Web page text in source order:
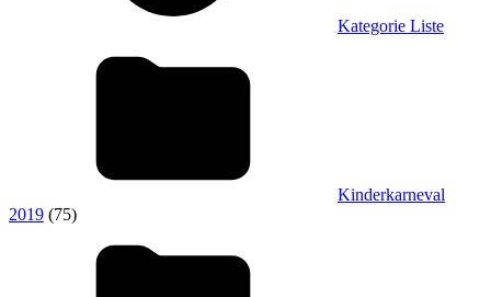
Kategorie Liste
Kinderkarneval
2019 (75)